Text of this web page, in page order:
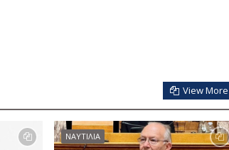
View More
ΝΑΥΤΙΛΙΑ